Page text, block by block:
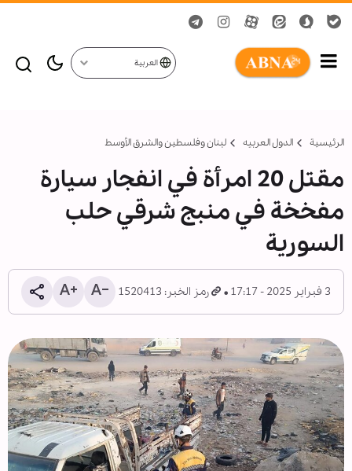
العربية
الرئيسية الدول العربیه لبنان وفلسطين والشرق الأوسط
مقتل 20 امرأة في انفجار سيارة
مفخخة في منبج شرقي حلب
السورية
3 فبراير 2025 - 17:17 رمز الخبر: 1520413